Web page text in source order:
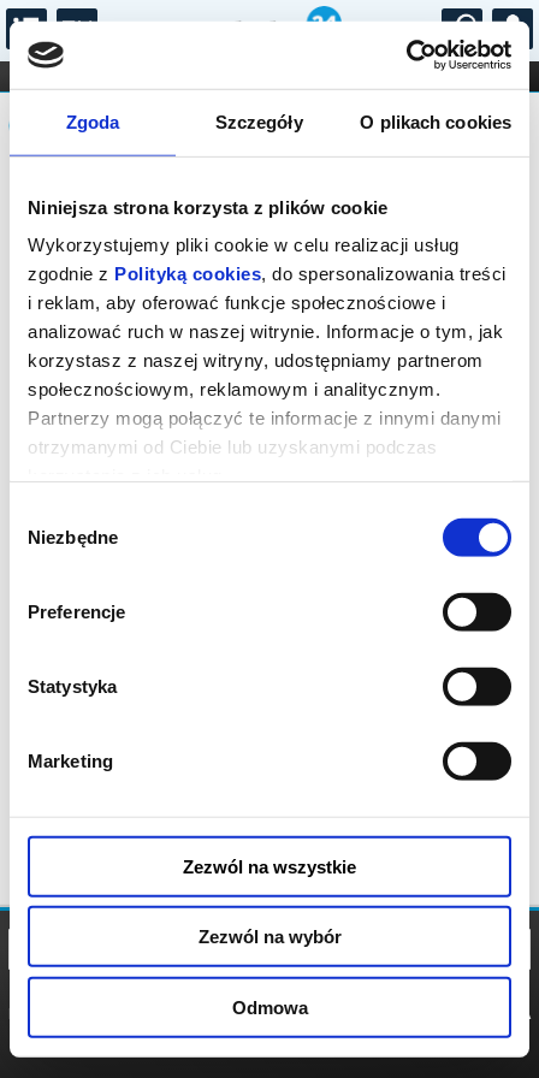
Zgoda Szczegóły O plikach cookies
Niniejsza strona korzysta z plików cookie
Wykorzystujemy pliki cookie w celu realizacji usług
zgodnie z Polityką cookies, do spersonalizowania treści
i reklam, aby oferować funkcje społecznościowe i
analizować ruch w naszej witrynie. Informacje o tym, jak
korzystasz z naszej witryny, udostępniamy partnerom
społecznościowym, reklamowym i analitycznym.
Partnerzy mogą połączyć te informacje z innymi danymi
otrzymanymi od Ciebie lub uzyskanymi podczas
zgody
Niezbędne
Preferencje
Statystyka
Marketing
Zezwól na wszystkie
Zezwól na wybór
Odmowa
...
FILHARMONIA OPERA I BALET
STAND-UP
DLA DZIECI
Komunikat
Sprzedaż biletów on-line na wydarzenie
została zakończona.
POLITYKA
POLITYKA